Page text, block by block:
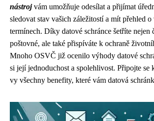
nástrojvám umožňuje odesílat a přijímat
sledovat stav vašich záležitostí a mít přehled
termínech. Díky datové schránce šetříte nejen
poštovné, ale také přispíváte k ochraně
Mnoho OSVČ již ocenilo výhody datové
si její jednoduchost a spolehlivost. Připojte se
vy všechny benefity, které vám datová